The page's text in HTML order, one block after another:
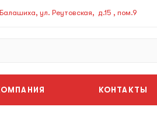
ул. Реутовская, д.15 , пом.9
КОНТАКТЫ